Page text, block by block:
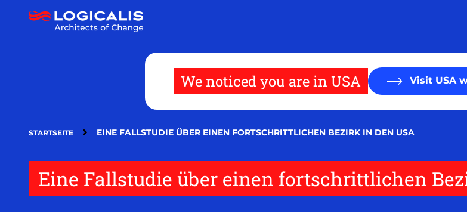
We noticed you are in USA Visit USA
STARTSEITE EINE FALLSTUDIE ÜBER EINEN FORTSCHRITTLICHEN BEZIRK IN DEN USA
Eine Fallstudie über einen fortschrittlichen